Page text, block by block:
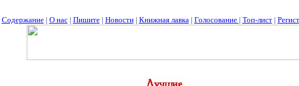
Содержание| О нас| Пишите| Новости| Книжная лавка| Голосование | Топ-лист|